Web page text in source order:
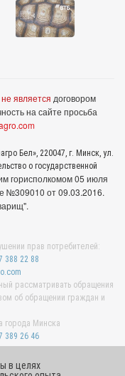
не является договором
на сайте просьба
Бел», 220047, г. Минск, ул.
о государственной
горисполкомом 05 июля
№309010 от 09.03.2016.
прав потребителей:
388 22 88
рассматривать обращения
об обращении граждан и
города Минска
389 26 46
в целях